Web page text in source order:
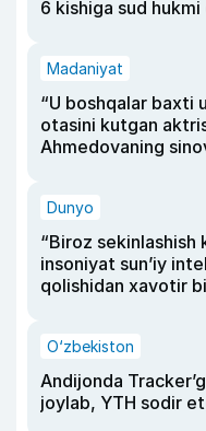
6 kishiga sud hukmi
Madaniyat
“U boshqalar baxti
otasini kutgan
Ahmedovaning
Dunyo
“Biroz sekinlashish
insoniyat sun’iy
qolishidan xavotir
O‘zbekiston
Andijonda
joylab, YTH sodir